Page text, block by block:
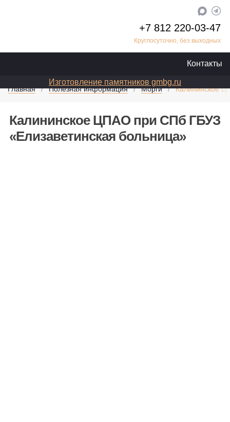
+7 812 220-03-47
Круглосуточно, без выходных
Контакты
Изготовление памятников gmbg.ru
Главная Полезная информация Морги Калининское
Калининское ЦПАО при СПб ГБУЗ
«Елизаветинская больница»